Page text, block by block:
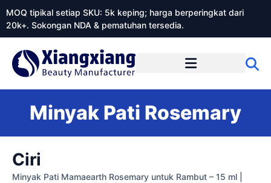
MOQ tipikal setiap SKU: 5k keping; harga berperingkat dari
20k+. Sokongan NDA & pematuhan tersedia.
Minyak Pati Rosemary
Ciri
Minyak Pati Mamaearth Rosemary untuk Rambut – 15 ml |